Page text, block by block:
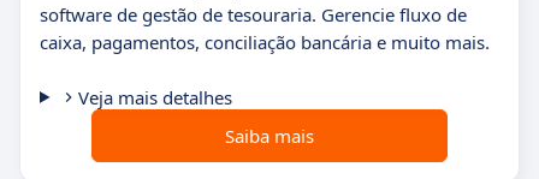
software de gestão de tesouraria. Gerencie fluxo de
caixa, pagamentos, conciliação bancária e muito mais.
Veja mais detalhes
Saiba mais